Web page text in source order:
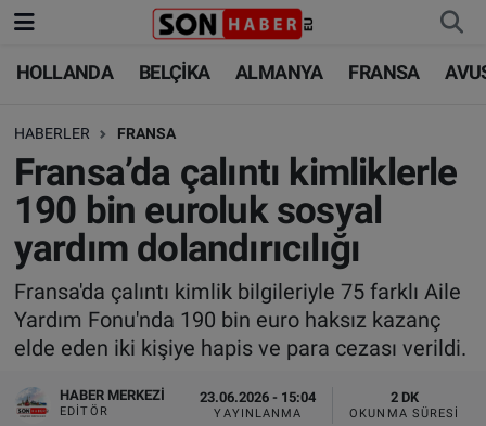
HOLLANDA BELÇİKA ALMANYA FRANSA
HABERLER FRANSA
Fransa’da çalıntı kimliklerle
190 bin euroluk sosyal
yardım dolandırıcılığı
Fransa'da çalıntı kimlik bilgileriyle 75 farklı Aile
Yardım Fonu'nda 190 bin euro haksız kazanç
elde eden iki kişiye hapis ve para cezası verildi.
HABER MERKEZI
EDITÖR
23.06.2026 - 15:04
YAYINLANMA
2 DK
OKUNMA SÜRESI
HOLLANDA
BELÇİKA
ALMANYA
FRANSA
AVUSTURYA
SAĞLIK - YAŞAM
BİLİM-TEKNOLOJİ
HOLLANDA
BELÇİKA
ALMANYA
TÜRKİYE
DÜNYA
BİLİM-TEKNOLOJİ
SAĞLIK
Nöbetçi Eczaneler
Hava Durumu
Trafik Durumu
Süper Lig Puan Durumu ve Fikstür
Tüm Manşetler
Son Dakika Haberleri
Haber Arşivi